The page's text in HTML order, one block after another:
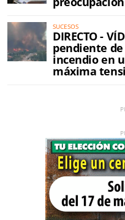
SUCESOS
DIRECTO -
pendiente
incendio en
máxima